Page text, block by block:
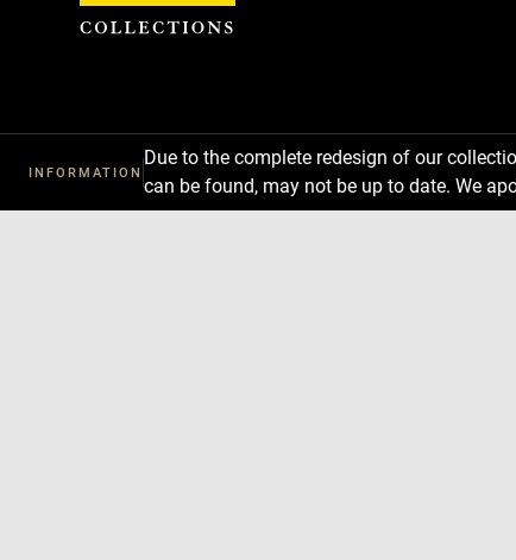
INFORMATION
Due to the complete redesign of our
can be found, may not be up to date. We
Cookies management panel